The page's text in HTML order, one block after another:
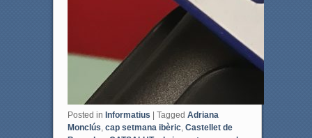
Posted in Informatius | Tagged Adriana
Monclús cap setmana ibèric, Castellet de